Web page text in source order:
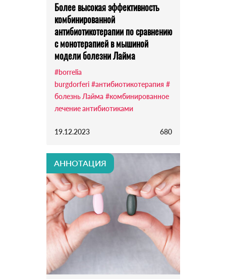
Более высокая эффективность
комбинированной
антибиотикотерапии по сравнению
с монотерапией в мышиной
модели болезни Лайма
#borrelia
burgdorferi #антибиотикотерапия #
болезнь Лайма #комбинированное
лечение антибиотиками
19.12.2023 680
АННОТАЦИЯ